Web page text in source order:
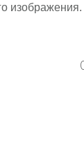
изображения.